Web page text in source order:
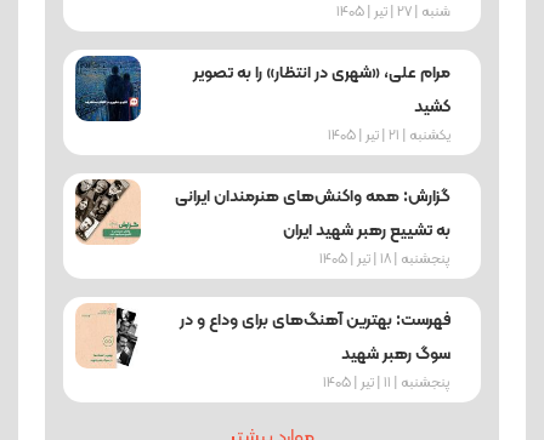
شنبه | 27 | تیر | 1405
مرام علی، «شهری در انتظار» را به تصویر
کشید
یکشنبه | 21 | تیر | 1405
گزارش: همه واکنش‌های هنرمندان ایرانی
به تشییع رهبر شهید ایران
پنجشنبه | 18 | تیر | 1405
فهرست: بهترین آهنگ‌های برای وداع و در
سوگ رهبر شهید
پنجشنبه | 11 | تیر | 1405